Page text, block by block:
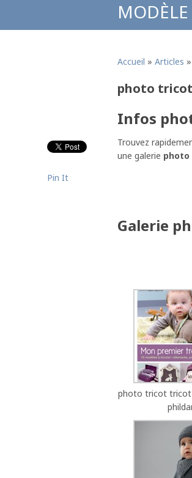
Accueil » Articles »
photo
Infos
Trouvez
une galerie
Galerie
photo tricot
Pin It